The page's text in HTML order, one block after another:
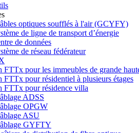
optiques soufflés à l'air (GCYFY)
de ligne de transport d’énergie
de données
de réseau fédérateur
FTTx pour les immeubles de grande
FTTx pour résidentiel à plusieurs étages
FTTx pour résidence villa
ADSS
OPGW
ASU
GYFTY